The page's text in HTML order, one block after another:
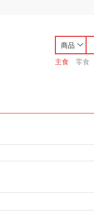
商品
主食
零食